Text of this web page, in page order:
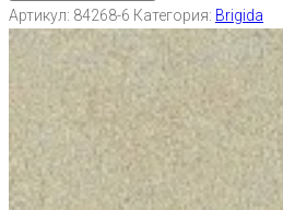
Артикул: 84268-6 Категория: Brigida